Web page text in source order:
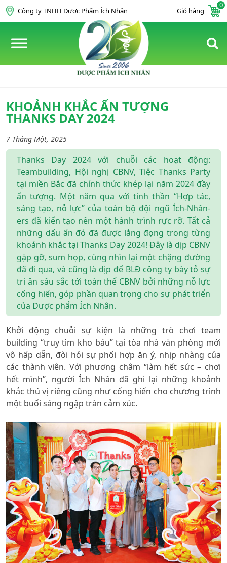
Skip to content
Công ty TNHH Dược Phẩm Ích Nhân Giỏ hàng
0
KHOẢNH KHẮC ẤN TƯỢNG
THANKS DAY 2024
7 Tháng Một, 2025
Thanks Day 2024 với chuỗi các hoạt động:
Teambuilding, Hội nghị CBNV, Tiệc Thanks Party
tại miền Bắc đã chính thức khép lại năm 2024 đầy
ấn tượng. Một năm qua với tinh thần “Hợp tác,
sáng tạo, nỗ lực” của toàn bộ đội ngũ Ích-Nhân-
ers đã kiến tạo nên một hành trình rực rỡ. Tất cả
những dấu ấn đó đã được lắng đọng trong từng
khoảnh khắc tại Thanks Day 2024! Đây là dịp CBNV
gặp gỡ, sum họp, cùng nhìn lại một chặng đường
đã đi qua, và cũng là dịp để BLĐ công ty bày tỏ sự
tri ân sâu sắc tới toàn thể CBNV bởi những nỗ lực
cống hiến, góp phần quan trọng cho sự phát triển
của Dược phẩm Ích Nhân.
Khởi động chuỗi sự kiện là những trò chơi team
building “truy tìm kho báu” tại tòa nhà văn phòng mới
vô hấp dẫn, đòi hỏi sự phối hợp ăn ý, nhịp nhàng của
các thành viên. Với phương châm “làm hết sức – chơi
hết mình”, người Ích Nhân đã ghi lại những khoảnh
khắc thú vị riêng cũng như cống hiến cho chương trình
một buổi sáng ngập tràn cảm xúc.